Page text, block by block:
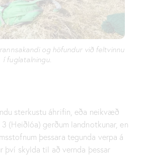
og höfundur við feltvinnu
í fuglatalningu.
sterkustu áhrifin, eða neikvæð
(Heiðlóa) gerðum landnotkunar, en
þessara tegunda verpa á
því skylda til að vernda þessar